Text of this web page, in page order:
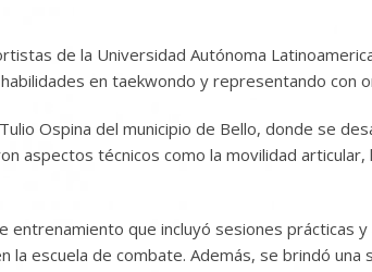
de la Universidad Autónoma
en taekwondo y representando con
Ospina del municipio de Bello, donde se
aspectos técnicos como la movilidad
entrenamiento que incluyó sesiones
la escuela de combate. Además, se brindó